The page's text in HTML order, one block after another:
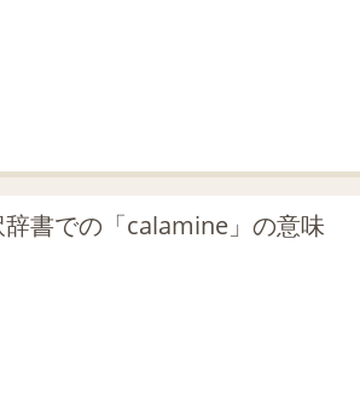
辞書での「calamine」の意味